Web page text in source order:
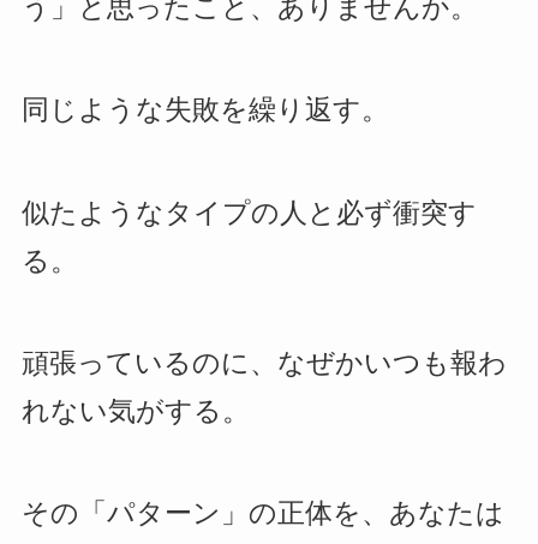
う」と思ったこと、ありませんか。
同じような失敗を繰り返す。
似たようなタイプの人と必ず衝突す
る。
頑張っているのに、なぜかいつも報わ
れない気がする。
その「パターン」の正体を、あなたは